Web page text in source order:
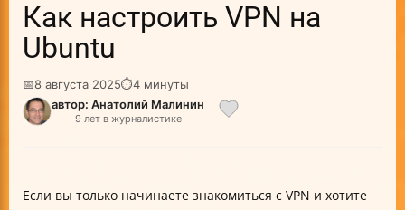
Как настроить VPN на
Ubuntu
📅8 августа 2025⏱4 минуты
автор: Анатолий Малинин
9 лет в журналистике
Если вы только начинаете знакомиться с VPN и хотите